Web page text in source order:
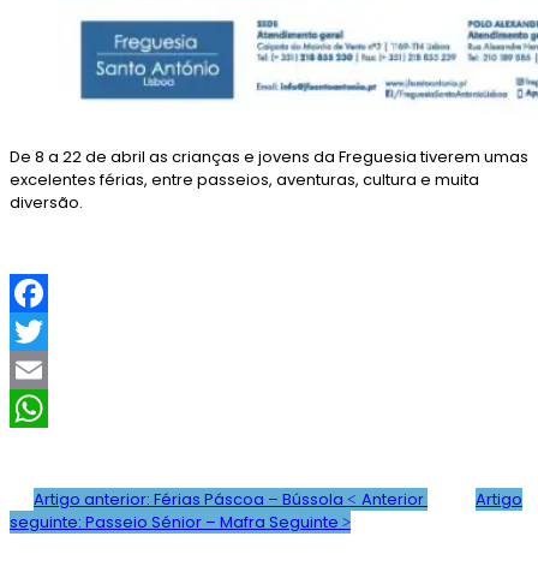
De 8 a 22 de abril as crianças e jovens da Freguesia tiverem umas
excelentes férias, entre passeios, aventuras, cultura e muita
diversão.
F
a
c
o
T
w
t
E
ia
Artigo anterior: Férias Páscoa – Bússola Anterior
Artigo
seguinte: Passeio Sénior – Mafra Seguinte